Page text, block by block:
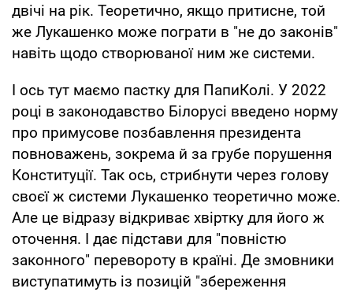
двічі на рік. Теоретично, якщо притисне, той
же Лукашенко може пограти в "не до законів"
навіть щодо створюваної ним же системи.
І ось тут маємо пастку для ПапиКолі. У 2022
році в законодавство Білорусі введено норму
про примусове позбавлення президента
повноважень, зокрема й за грубе порушення
Конституції. Так ось, стрибнути через голову
своєї ж системи Лукашенко теоретично може.
Але це відразу відкриває хвіртку для його ж
оточення. І дає підстави для "повністю
законного" перевороту в країні. Де змовники
виступатимуть із позицій "збереження